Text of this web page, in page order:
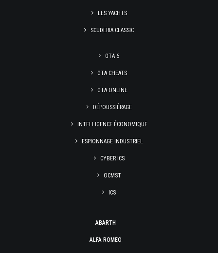
LES YACHTS
SCUDERIA CLASSIC
GTA 6
GTA CHEATS
GTA ONLINE
DÉPOUSSIÉRAGE
INTELLIGENCE ÉCONOMIQUE
ESPIONNAGE INDUSTRIEL
CYBER ICS
OCMST
ICS
ABARTH
ALFA ROMEO